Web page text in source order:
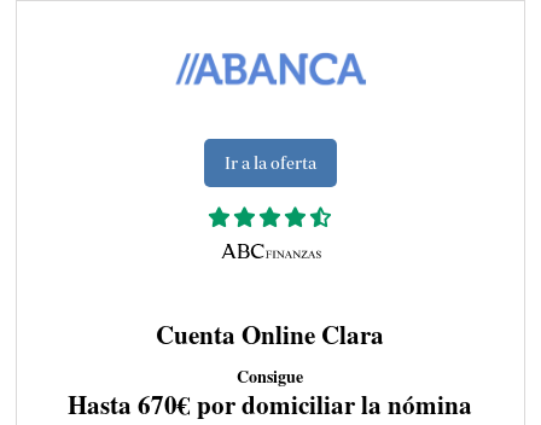
Ir a la oferta
Cuenta Online Clara
Consigue
Hasta 670€ por domiciliar la nómina